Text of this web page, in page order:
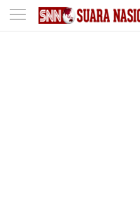
-->